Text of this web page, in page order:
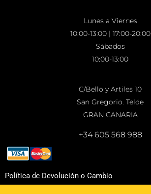
Lunes a Viernes
10:00-13:00 | 17:00-20:00
Sábados
10:00-13:00
C/Bello y Artiles 10
San Gregorio. Telde
GRAN CANARIA
+34 605 568 988
Política de Devolución o Cambio